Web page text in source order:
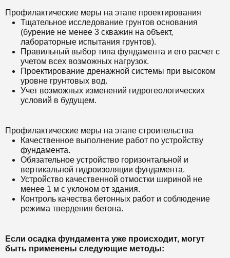
Профилактические меры на этапе проектирования
Тщательное исследование грунтов основания
(бурение не менее 3 скважин на объект,
лабораторные испытания грунтов).
Правильный выбор типа фундамента и его расчет с
учетом всех возможных нагрузок.
Проектирование дренажной системы при высоком
уровне грунтовых вод.
Учет возможных изменений гидрогеологических
условий в будущем.
Профилактические меры на этапе строительства
Качественное выполнение работ по устройству
фундамента.
Обязательное устройство горизонтальной и
вертикальной гидроизоляции фундамента.
Устройство качественной отмостки шириной не
менее 1 м с уклоном от здания.
Контроль качества бетонных работ и соблюдение
режима твердения бетона.
Если осадка фундамента уже происходит, могут
быть применены следующие методы: